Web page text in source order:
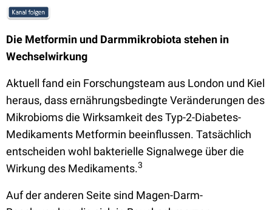
Die Metformin und Darmmikrobiota stehen in
Wechselwirkung
Aktuell fand ein Forschungsteam aus London und Kiel
heraus, dass ernährungsbedingte Veränderungen des
Mikrobioms die Wirksamkeit des Typ-2-Diabetes-
Medikaments Metformin beeinflussen. Tatsächlich
entscheiden wohl bakterielle Signalwege über die
Wirkung des Medikaments.3
Auf der anderen Seite sind Magen-Darm-